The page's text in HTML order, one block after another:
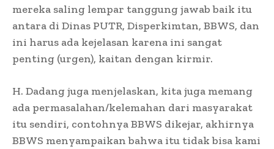
mereka saling lempar tanggung jawab baik itu
antara di Dinas PUTR, Disperkimtan, BBWS, dan
ini harus ada kejelasan karena ini sangat
penting (urgen), kaitan dengan kirmir.
H. Dadang juga menjelaskan, kita juga memang
ada permasalahan/kelemahan dari masyarakat
itu sendiri, contohnya BBWS dikejar, akhirnya
BBWS menyampaikan bahwa itu tidak bisa kami